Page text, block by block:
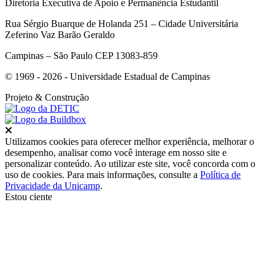
Diretoria Executiva de Apoio e Permanência Estudantil
Rua Sérgio Buarque de Holanda 251 – Cidade Universitária
Zeferino Vaz Barão Geraldo
Campinas – São Paulo CEP 13083-859
© 1969 - 2026 - Universidade Estadual de Campinas
Projeto & Construção
Utilizamos cookies para oferecer melhor experiência, melhorar o
desempenho, analisar como você interage em nosso site e
personalizar conteúdo. Ao utilizar este site, você concorda com o
uso de cookies. Para mais informações, consulte a Política de
Privacidade da Unicamp.
Estou ciente